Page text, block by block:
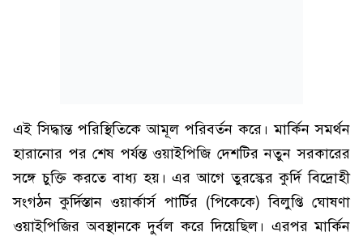
এই সিদ্ধান্ত পরিস্থিতিকে আমূল পরিবর্তন করে। মার্কিন সমর্থন
হারানোর পর শেষ পর্যন্ত ওয়াইপিজি দেশটির নতুন সরকারের
সঙ্গে চুক্তি করতে বাধ্য হয়। এর আগে তুরস্কের কুর্দি বিদ্রোহী
সংগঠন কুর্দিস্তান ওয়ার্কার্স পার্টির (পিকেকে) বিলুপ্তি ঘোষণা
ওয়াইপিজির অবস্থানকে দুর্বল করে দিয়েছিল। এরপর মার্কিন